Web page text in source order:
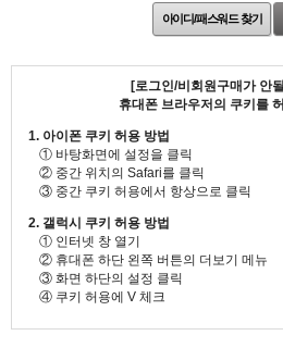
아이디/패스워드 찾기
[로그인/비회원구매가 안
휴대폰 브라우저의 쿠키를
1. 아이폰 쿠키 허용 방법
① 바탕화면에 설정을 클릭
② 중간 위치의 Safari를 클릭
③ 중간 쿠키 허용에서 항상으로 클릭
2. 갤럭시 쿠키 허용 방법
① 인터넷 창 열기
② 휴대폰 하단 왼쪽 버튼의 더보기 메뉴
③ 화면 하단의 설정 클릭
④ 쿠키 허용에 V 체크